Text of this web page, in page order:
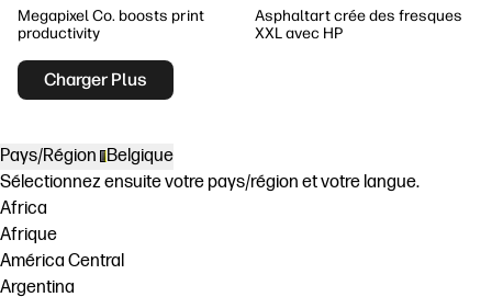
Megapixel Co. boosts print
productivity
Asphaltart crée des fresques
XXL avec HP
Charger Plus
Pays/Région Belgique
Sélectionnez ensuite votre pays/région et votre langue.
Africa
Afrique
América Central
Argentina